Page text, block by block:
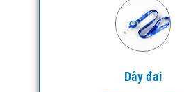
Dây đai